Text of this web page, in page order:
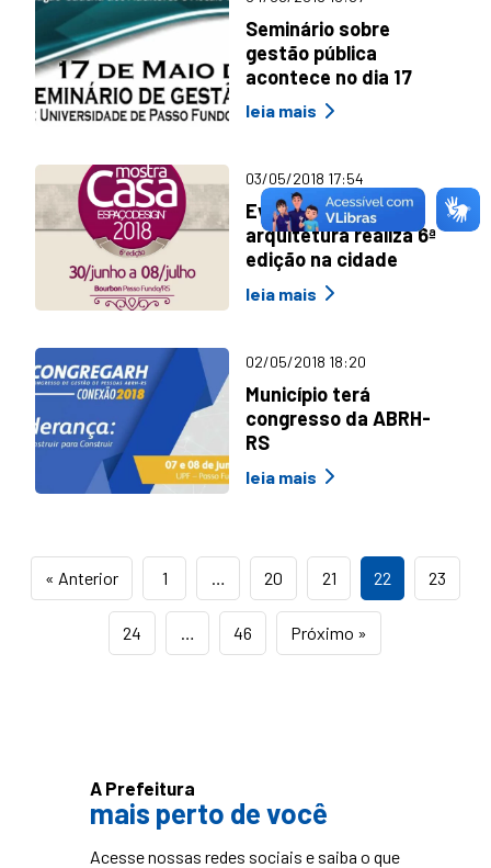
Seminário sobre
gestão pública
acontece no dia 17
leia mais
03/05/2018 17:54
Evento de
arquitetura realiza 6ª
edição na cidade
leia mais
02/05/2018 18:20
Município terá
congresso da ABRH-
RS
leia mais
« Anterior 1 20 21 22 23
24 46 Próximo »
A Prefeitura
mais perto de você
Acesse nossas redes sociais e saiba o que